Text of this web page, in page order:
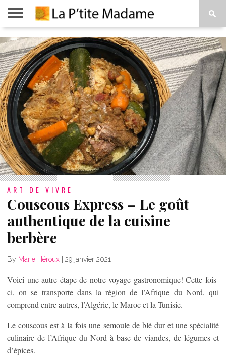
ACCUEIL
BEAUTÉ
MODE
ART
DE
VIVRE
À
PROPOS
ART DE VIVRE
Couscous Express – Le goût
authentique de la cuisine
berbère
By Marie Héroux | 29 janvier 2021
Voici une autre étape de notre voyage gastronomique! Cette fois-
ci, on se transporte dans la région de l’Afrique du Nord, qui
comprend entre autres, l’Algérie, le Maroc et la Tunisie.
Le couscous est à la fois une semoule de blé dur et une spécialité
culinaire de l’Afrique du Nord à base de viandes, de légumes et
d’épices.